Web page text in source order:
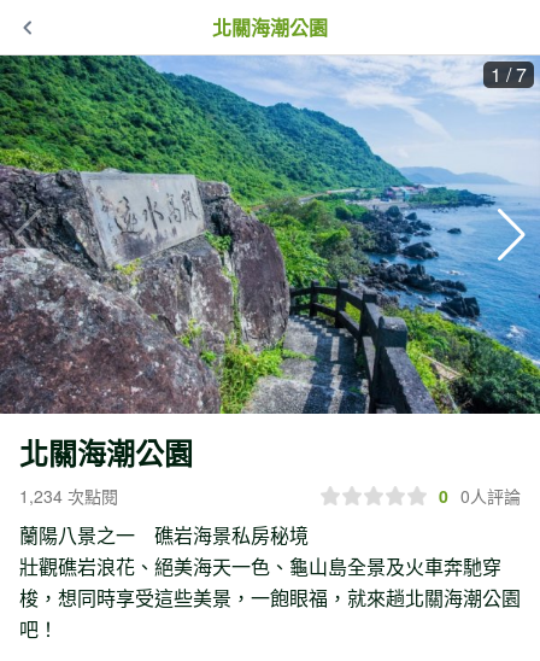
北關海潮公園
1 /7
北關海潮公園
1,234 次點閱 0 0人評論
蘭陽八景之一 礁岩海景私房秘境
壯觀礁岩浪花、絕美海天一色、龜山島全景及火車奔馳穿
梭，想同時享受這些美景，一飽眼福，就來趟北關海潮公園
吧！